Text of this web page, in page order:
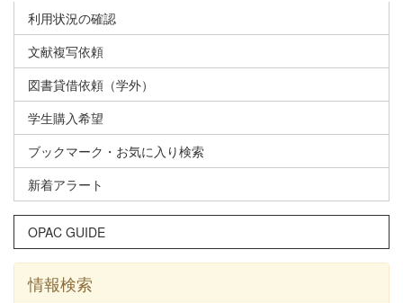
利用状況の確認
文献複写依頼
図書貸借依頼（学外）
学生購入希望
ブックマーク・お気に入り検索
新着アラート
OPAC GUIDE
情報検索